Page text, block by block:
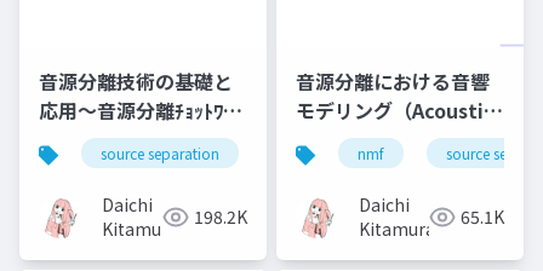
音源分離技術の基礎と
応用～音源分離ﾁｮｯﾄﾜｶﾙ
になるための手引き～
source separation nmf music bss
Daichi
Kitamura
198.2K
音源分離における音響
モデリング（Acoustic
modeling in audio
source separation）
nmf source
Daichi
Kitamura
65.1K